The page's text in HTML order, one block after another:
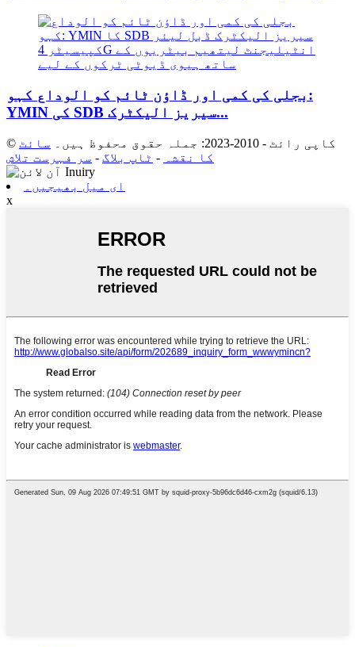
بجلی کی کمی اور ڈاؤن ٹائم کو الوداع کہو:
YMIN کی SDB سیریز الیکٹرک...
© کاپی رائٹ - 2010-2023: جملہ حقوق محفوظ ہیں۔
سائٹ
کا نقشہ
- ٹاپ بلاگ - سر فہرست تلاش
ای میل بھیجیں۔
x